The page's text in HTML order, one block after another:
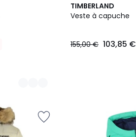
TIMBERLAND
Veste à capuche
155,00 € 103,85 €